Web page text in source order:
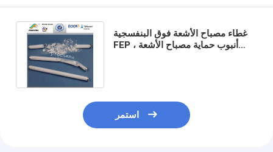
غطاء مصباح الأشعة فوق البنفسجية
FEP ، أنبوب حماية مصباح الأشعة
استمر